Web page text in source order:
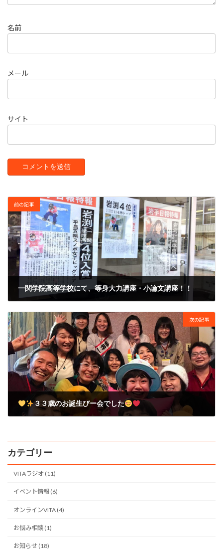
名前
メール
サイト
前の記事
一関学院高等学校にて、等身大力講座・小論文講座！！
次の記事
３３歳のお誕生びー会でした
カテゴリー
VITAラジオ (11)
イベント情報 (6)
オンラインVITA (4)
お悩み相談 (1)
お知らせ (18)